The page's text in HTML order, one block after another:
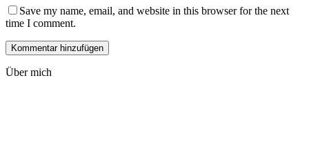
Save my name, email, and website in this browser for the next
time I comment.
Über mich